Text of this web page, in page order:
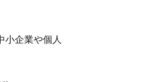
小企業や個人